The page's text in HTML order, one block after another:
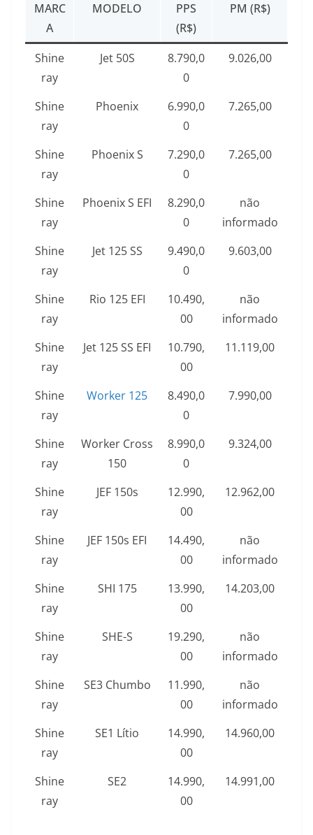
MARC
A
MODELO
PPS
(R$)
PM (R$)
Shine
ray
Jet 50S
8.790,0
0
9.026,00
Shine
ray
Phoenix
6.990,0
0
7.265,00
Shine
ray
Phoenix S
7.290,0
0
7.265,00
Shine
ray
Phoenix S EFI
8.290,0
0
não
informado
Shine
ray
Jet 125 SS
9.490,0
0
9.603,00
Shine
ray
Rio 125 EFI
10.490,
00
não
informado
Shine
ray
Jet 125 SS EFI
10.790,
00
11.119,00
Shine
ray
Worker 125
8.490,0
0
7.990,00
Shine
ray
Worker Cross
150
8.990,0
0
9.324,00
Shine
ray
JEF 150s
12.990,
00
12.962,00
Shine
ray
JEF 150s EFI
14.490,
00
não
informado
Shine
ray
SHI 175
13.990,
00
14.203,00
Shine
ray
SHE-S
19.290,
00
não
informado
Shine
ray
SE3 Chumbo
11.990,
00
não
informado
Shine
ray
SE1 Lítio
14.990,
00
14.960,00
Shine
ray
SE2
14.990,
00
14.991,00